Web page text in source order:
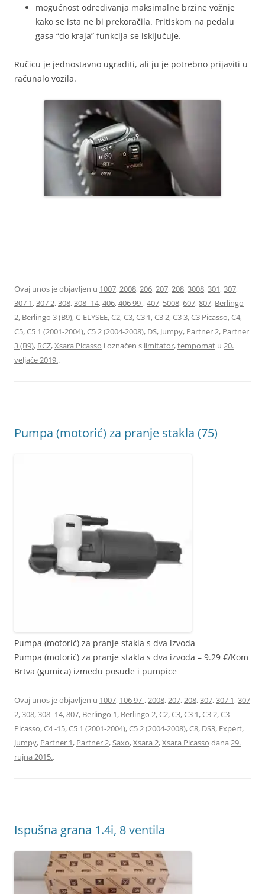
mogućnost određivanja maksimalne brzine vožnje
kako se ista ne bi prekoračila. Pritiskom na pedalu
gasa “do kraja” funkcija se isključuje.
Ručicu je jednostavno ugraditi, ali ju je potrebno prijaviti u
računalo vozila.
Ovaj unos je objavljen u 1007,2008,206,207,208,3008,301,307,
307 1,307 2,308,308 -14,406,406 99-,407, 5008,607,807, Berlingo
2, Berlingo 3 (B9),C-ELYSEE,C2,C3,C3 1,C3 2,C3 3,C3 Picasso,C4,
C5,C5 1 (2001-2004),C5 2 (2004-2008), DS, Jumpy, Partner 2, Partner
3 (B9), RCZ,Xsara Picasso i označen s limitator,tempomat u 20.
veljače 2019..
Pumpa (motorić) za pranje stakla (75)
Pumpa (motorić) za pranje stakla s dva izvoda
Pumpa (motorić) za pranje stakla s dva izvoda – 9.29 €/Kom
Brtva (gumica) između posude i pumpice
Ovaj unos je objavljen u 1007, 106 97-,2008,207,208,307,307 1,307
2,308,308 -14,807, Berlingo 1, Berlingo 2,C2,C3,C3 1,C3 2,C3
Picasso,C4 -15,C5 1 (2001-2004),C5 2 (2004-2008),C8, DS3, Expert,
Jumpy, Partner 1, Partner 2,Saxo,Xsara 2,Xsara Picasso dana 29.
rujna 2015..
Ispušna grana 1.4i, 8 ventila